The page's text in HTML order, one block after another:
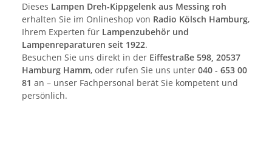
Dieses Lampen Dreh-Kippgelenk aus Messing roh
erhalten Sie im Onlineshop von Radio Kölsch Hamburg,
Ihrem Experten für Lampenzubehör und
Lampenreparaturen seit 1922.
Besuchen Sie uns direkt in der Eiffestraße 598, 20537
Hamburg Hamm, oder rufen Sie uns unter 040 - 653 00
81 an – unser Fachpersonal berät Sie kompetent und
persönlich.